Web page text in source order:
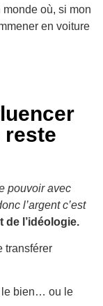
monde où, si mon
en voiture
reste
pouvoir avec
l’argent c’est
de l’idéologie.
transférer
le bien… ou le